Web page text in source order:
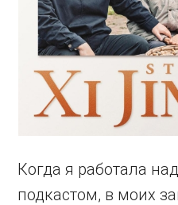
Когда я работала
подкастом, в моих